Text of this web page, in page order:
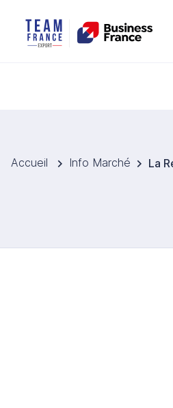
Accueil Info Marché